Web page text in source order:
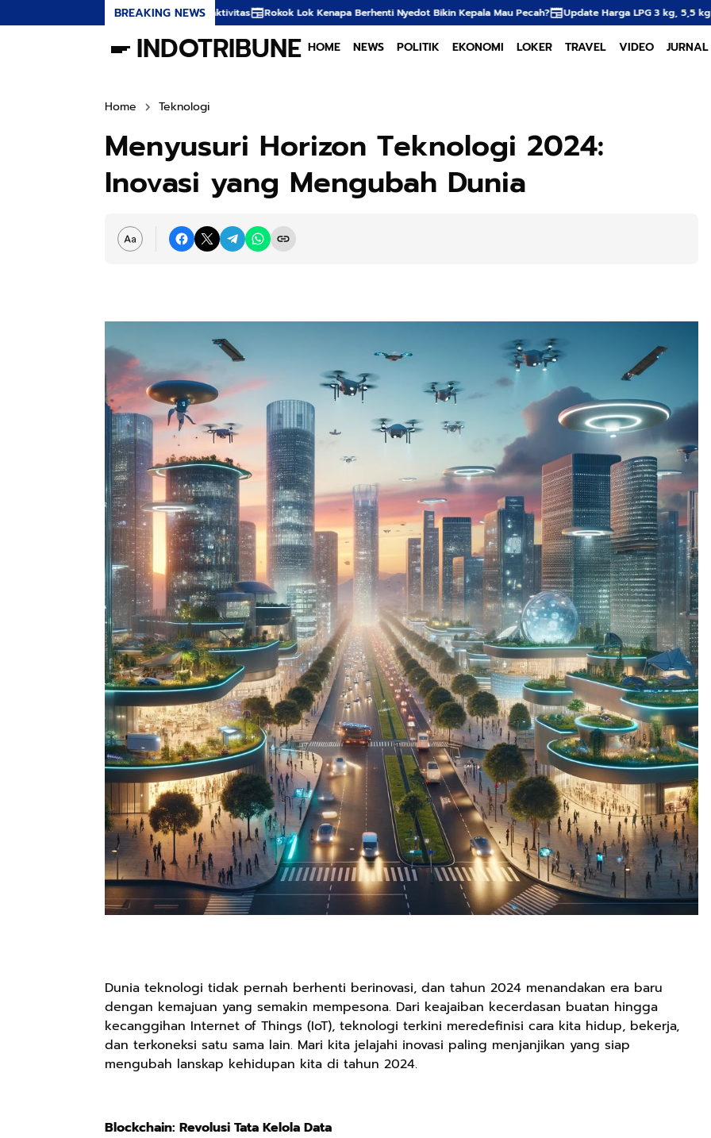
BREAKING NEWS
Rokok Lok Kenapa Berhenti Nyedot Bikin Kepala Mau Pecah? Update Harga LPG 3 kg, 5,5 kg & 12 kg di Agen-Pangkalan
INDOTRIBUNE HOME NEWS POLITIK EKONOMI LOKER TRAVEL VIDEO JURNAL
Home Teknologi
Menyusuri Horizon Teknologi 2024:
Inovasi yang Mengubah Dunia
Dunia teknologi tidak pernah berhenti berinovasi, dan tahun 2024 menandakan era baru
dengan kemajuan yang semakin mempesona. Dari keajaiban kecerdasan buatan hingga
kecanggihan Internet of Things (IoT), teknologi terkini meredefinisi cara kita hidup, bekerja,
dan terkoneksi satu sama lain. Mari kita jelajahi inovasi paling menjanjikan yang siap
mengubah lanskap kehidupan kita di tahun 2024.
Blockchain: Revolusi Tata Kelola Data